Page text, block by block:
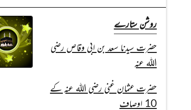
روشن ستارے
حضرت سیدنا سعد بن ابی وقاص رضی
اللہ عنہ
حضرت عثمان غنی رضی اللہ عنہ کے
10 اوصاف